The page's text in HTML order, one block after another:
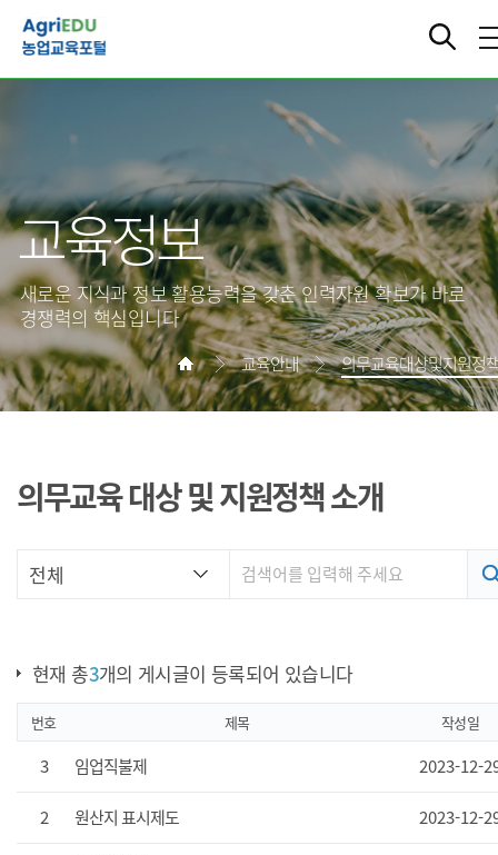
교육정보
새로운 지식과 정보 활용능력을 갖춘 인력자원 확보가 바로
경쟁력의 핵심입니다
교육안내 의무교육대상및지원정
의무교육 대상 및 지원정책 소개
현재 총3개의 게시글이 등록되어 있습니다
번호 제목 작성일
3 임업직불제 2023-12-
2 원산지 표시제도 2023-12-